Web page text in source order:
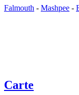
Falmouth - Mashpee -
Carte